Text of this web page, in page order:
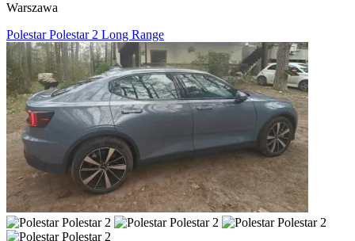
Warszawa
Polestar Polestar 2 Long Range